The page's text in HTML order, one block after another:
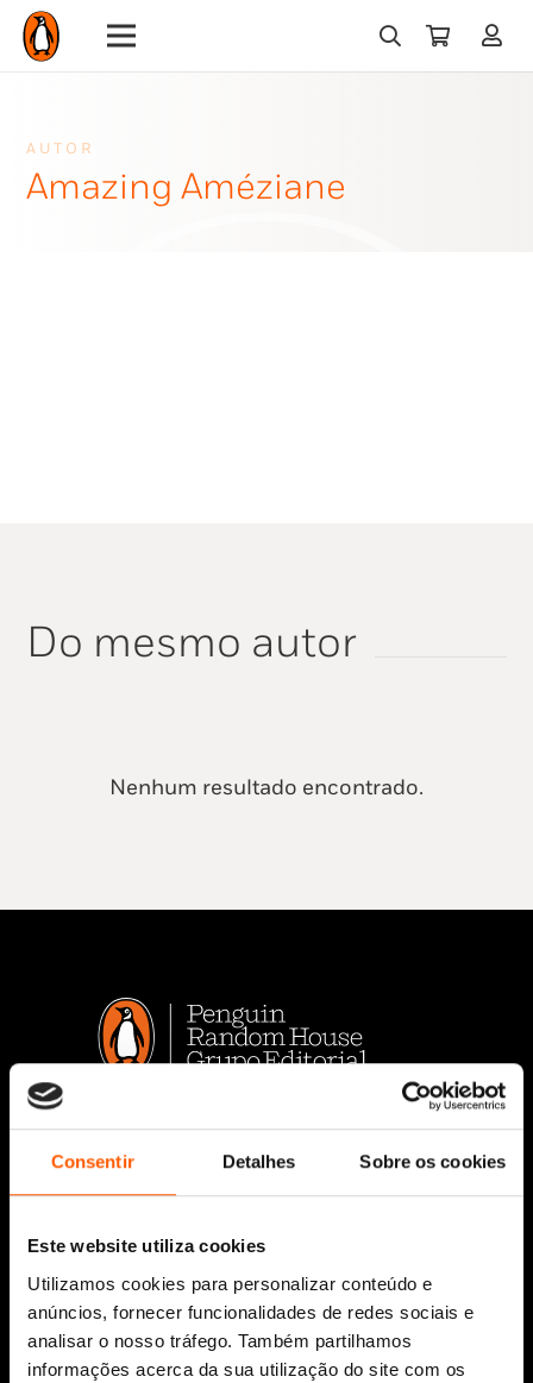
Consentir Detalhes Sobre os cookies
Este website utiliza cookies
Utilizamos cookies para personalizar conteúdo e
anúncios, fornecer funcionalidades de redes sociais e
analisar o nosso tráfego. Também partilhamos
informações acerca da sua utilização do site com os
AUTOR
Amazing Améziane
Do mesmo autor
Nenhum resultado encontrado.
Siga-nos:
Política de Cookies
Política de segurança e privacidade
Ajuda, Termos e Condições